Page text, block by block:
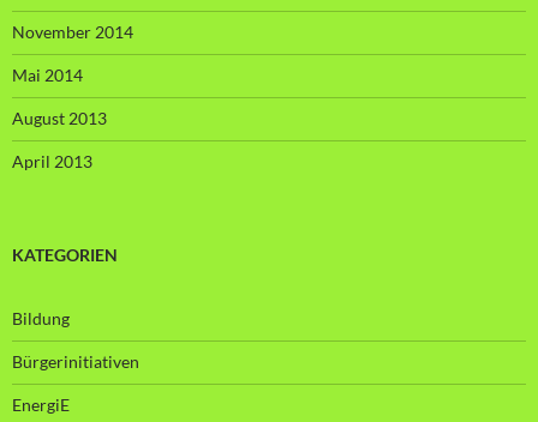
November 2014
Mai 2014
August 2013
April 2013
KATEGORIEN
Bildung
Bürgerinitiativen
EnergiE